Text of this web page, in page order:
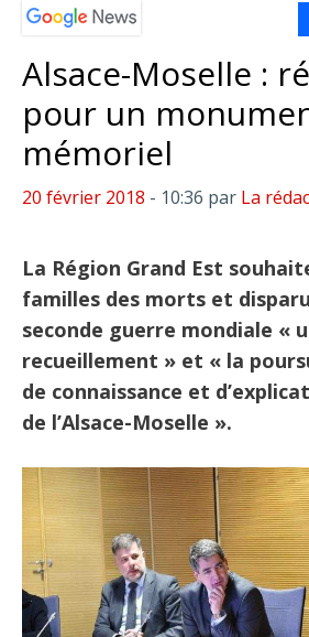
Alsace-Moselle :
pour un
mémoriel
20 février 2018 - 10:36 par La
La Région Grand Est
familles des morts et
seconde guerre mondiale «
recueillement » et « la
de connaissance et
de l’Alsace-Moselle ».